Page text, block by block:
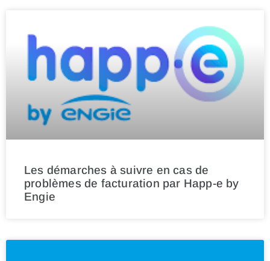
Les démarches à suivre en cas de
problèmes de facturation par Happ-e by
Engie